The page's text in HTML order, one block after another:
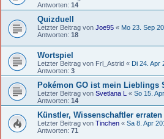
Antworten: 14
Quizduell
Letzter Beitrag von Joe95 « Mo 23. Sep
Antworten: 18
Wortspiel
Letzter Beitrag von Frl_Astrid « Di 24. Apr
Antworten: 3
Pokémon GO ist mein Lieblings
Letzter Beitrag von Svetlana L « So 15.
Antworten: 14
Künstler, Wissenschaftler erraten
Letzter Beitrag von Tinchen « Sa 8. Apr
Antworten: 71